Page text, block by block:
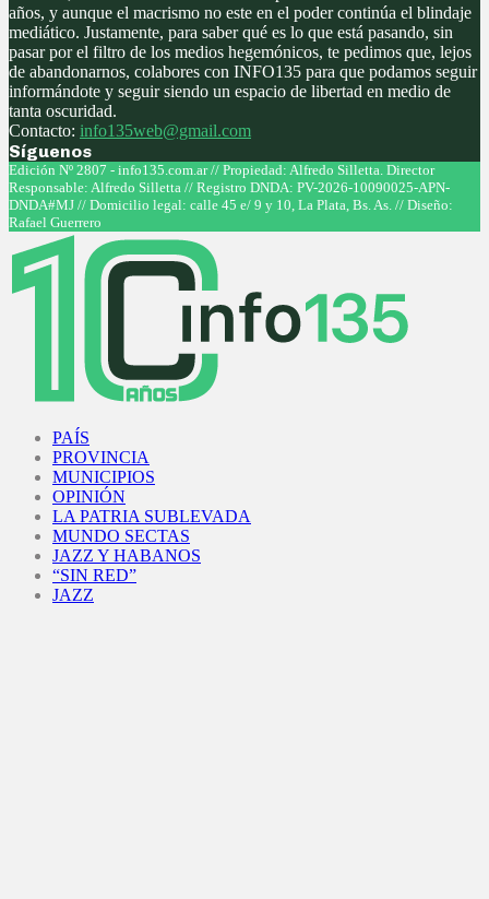
años, y aunque el macrismo no este en el poder continúa el blindaje
mediático. Justamente, para saber qué es lo que está pasando, sin
pasar por el filtro de los medios hegemónicos, te pedimos que, lejos
de abandonarnos, colabores con INFO135 para que podamos seguir
informándote y seguir siendo un espacio de libertad en medio de
tanta oscuridad.
Contacto: info135web@gmail.com
Síguenos
Facebook
Twitter
Instagram
Youtube
Edición Nº 2807 - info135.com.ar // Propiedad: Alfredo Silletta. Director
Responsable: Alfredo Silletta // Registro DNDA: PV-2026-10090025-APN-
DNDA#MJ // Domicilio legal: calle 45 e/ 9 y 10, La Plata, Bs. As. // Diseño:
Rafael Guerrero
PAÍS
PROVINCIA
MUNICIPIOS
OPINIÓN
LA PATRIA SUBLEVADA
MUNDO SECTAS
JAZZ Y HABANOS
“SIN RED”
JAZZ